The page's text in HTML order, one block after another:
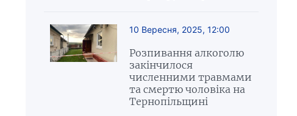
10 Вересня, 2025, 12:00
Розпивання алкоголю
закінчилося
численними травмами
та смертю чоловіка на
Тернопільщині